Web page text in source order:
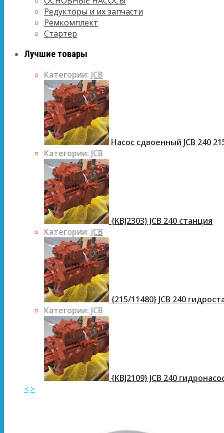
Редукторы и их запчасти
Ремкомплект
Стартер
Лучшие товары
Категории: JCB
Насос сдвоенный JCB 240
Категории: JCB
{KBJ2303} JCB 240 станция
Категории: JCB
{215/11480} JCB 240
Категории: JCB
{KBJ2109} JCB 240
< >